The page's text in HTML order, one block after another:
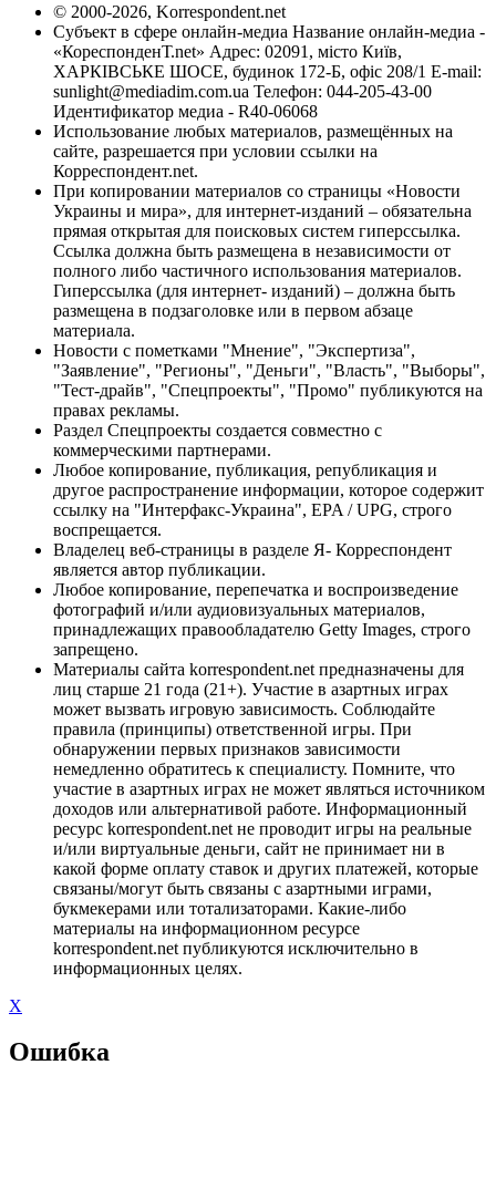
© 2000-2026, Korrespondent.net
Субъект в сфере онлайн-медиа Название онлайн-медиа -
«КореспонденТ.net» Адрес: 02091, місто Київ,
ХАРКІВСЬКЕ ШОСЕ, будинок 172-Б, офіс 208/1 E-mail:
sunlight@mediadim.com.ua Телефон: 044-205-43-00
Идентификатор медиа - R40-06068
Использование любых материалов, размещённых на
сайте, разрешается при условии ссылки на
Корреспондент.net.
При копировании материалов со страницы «Новости
Украины и мира», для интернет-изданий – обязательна
прямая открытая для поисковых систем гиперссылка.
Ссылка должна быть размещена в независимости от
полного либо частичного использования материалов.
Гиперссылка (для интернет- изданий) – должна быть
размещена в подзаголовке или в первом абзаце
материала.
Новости с пометками "Мнение", "Экспертиза",
"Заявление", "Регионы", "Деньги", "Власть", "Выборы",
"Тест-драйв", "Спецпроекты", "Промо" публикуются на
правах рекламы.
Раздел Спецпроекты создается совместно с
коммерческими партнерами.
Любое копирование, публикация, републикация и
другое распространение информации, которое содержит
ссылку на "Интерфакс-Украина", EPA / UPG, строго
воспрещается.
Владелец веб-страницы в разделе Я- Корреспондент
является автор публикации.
Любое копирование, перепечатка и воспроизведение
фотографий и/или аудиовизуальных материалов,
принадлежащих правообладателю Getty Images, строго
запрещено.
Материалы сайта korrespondent.net предназначены для
лиц старше 21 года (21+). Участие в азартных играх
может вызвать игровую зависимость. Соблюдайте
правила (принципы) ответственной игры. При
обнаружении первых признаков зависимости
немедленно обратитесь к специалисту. Помните, что
участие в азартных играх не может являться источником
доходов или альтернативой работе. Информационный
ресурс korrespondent.net не проводит игры на реальные
и/или виртуальные деньги, сайт не принимает ни в
какой форме оплату ставок и других платежей, которые
связаны/могут быть связаны с азартными играми,
букмекерами или тотализаторами. Какие-либо
материалы на информационном ресурсе
korrespondent.net публикуются исключительно в
информационных целях.
X
Ошибка